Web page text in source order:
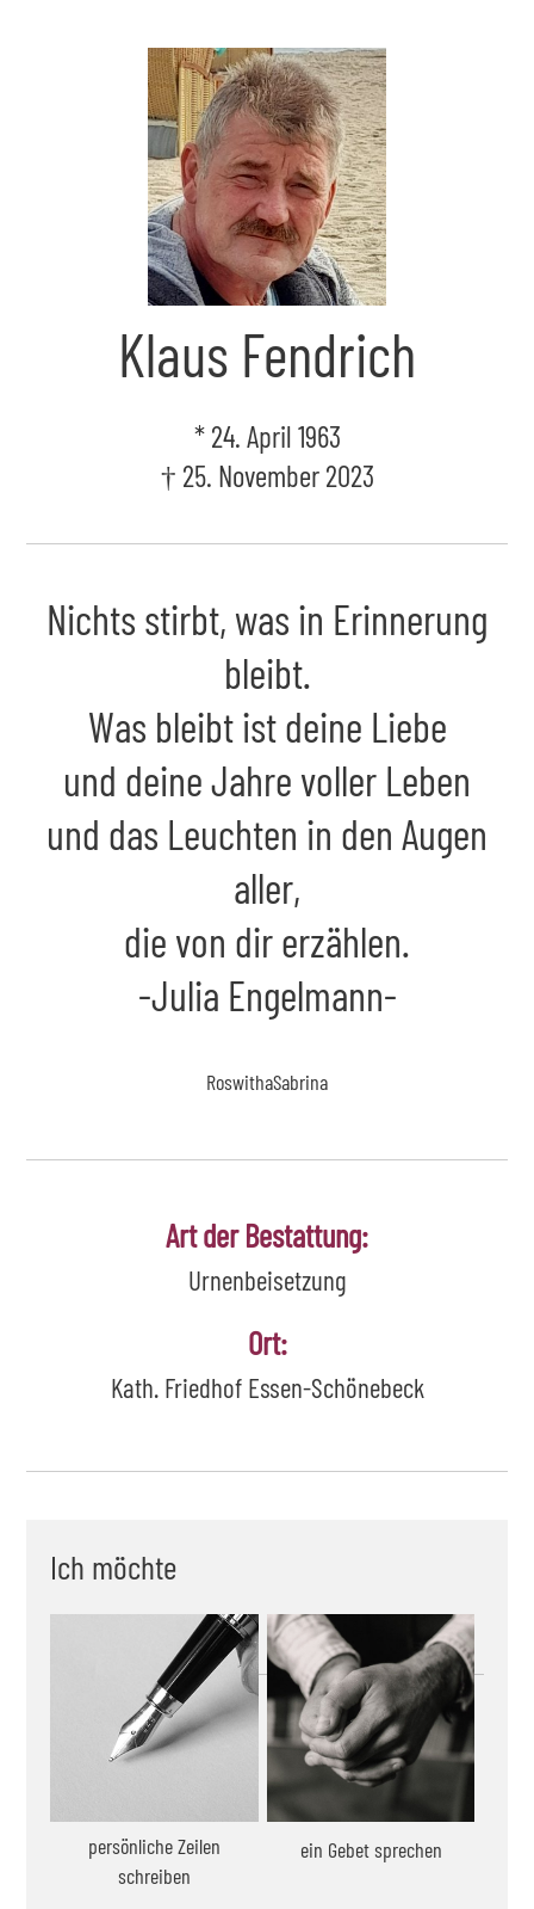
Klaus Fendrich
* 24. April 1963
† 25. November 2023
Nichts stirbt, was in Erinnerung
bleibt.
Was bleibt ist deine Liebe
und deine Jahre voller Leben
und das Leuchten in den Augen
aller,
die von dir erzählen.
-Julia Engelmann-
RoswithaSabrina
Art der Bestattung:
Urnenbeisetzung
Ort:
Kath. Friedhof Essen-Schönebeck
Ich möchte
persönliche Zeilen
schreiben
ein Gebet sprechen